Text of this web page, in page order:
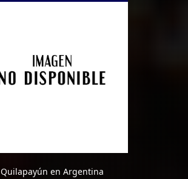
Quilapayún en Argentina